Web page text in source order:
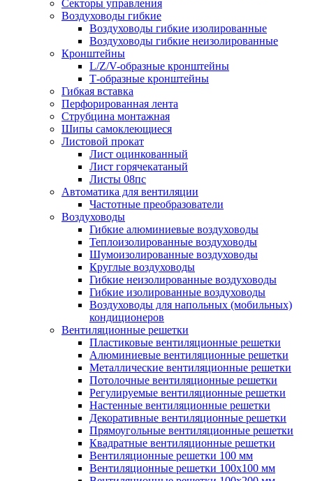
Секторы управления
Воздуховоды гибкие
Воздуховоды гибкие изолированные
Воздуховоды гибкие неизолированные
Кронштейны
L/Z/V-образные кронштейны
Т-образные кронштейны
Гибкая вставка
Перфорированная лента
Струбцина монтажная
Шипы самоклеющиеся
Листовой прокат
Лист оцинкованный
Лист горячекатаный
Листы 08пс
Автоматика для вентиляции
Частотные преобразователи
Воздуховоды
Гибкие алюминиевые воздуховоды
Теплоизолированные воздуховоды
Шумоизолированные воздуховоды
Круглые воздуховоды
Гибкие неизолированные воздуховоды
Гибкие изолированные воздуховоды
Воздуховоды для напольных (мобильных)
кондиционеров
Вентиляционные решетки
Пластиковые вентиляционные решетки
Алюминиевые вентиляционные решетки
Металлические вентиляционные решетки
Потолочные вентиляционные решетки
Регулируемые вентиляционные решетки
Настенные вентиляционные решетки
Декоративные вентиляционные решетки
Прямоугольные вентиляционные решетки
Квадратные вентиляционные решетки
Вентиляционные решетки 100 мм
Вентиляционные решетки 100х100 мм